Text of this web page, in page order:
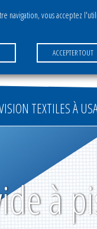
TEXTILES À
à
vous acceptez
ACCEPTER TOUT